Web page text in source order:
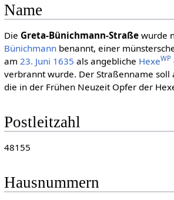
Name
Die Greta-Bünichmann-Straßewurde
Bünichmannbenannt, einer
am 23. Juni 1635 als angebliche HexeWP
verbrannt wurde. Der Straßenname soll
die in der Frühen Neuzeit Opfer der
Postleitzahl
48155
Hausnummern